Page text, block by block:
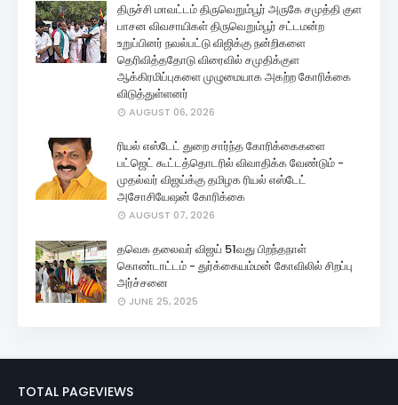
திருச்சி மாவட்டம் திருவெறும்பூர் அருகே சமுத்தி குள
பாசன விவசாயிகள் திருவெறும்பூர் சட்டமன்ற
உறுப்பினர் நவல்பட்டு விஜிக்கு நன்றிகளை
தெரிவித்ததோடு விரைவில் சமுதிக்குள
ஆக்கிரமிப்புகளை முழுமையாக அகற்ற கோரிக்கை
விடுத்துள்ளனர்
AUGUST 06, 2026
ரியல் எஸ்டேட் துறை சார்ந்த கோரிக்கைகளை
பட்ஜெட் கூட்டத்தொடரில் விவாதிக்க வேண்டும் -
முதல்வர் விஜய்க்கு தமிழக ரியல் எஸ்டேட்
அசோசியேஷன் கோரிக்கை
AUGUST 07, 2026
தவெக தலைவர் விஜய் 51வது பிறந்தநாள்
கொண்டாட்டம் - துர்க்கையம்மன் கோவிலில் சிறப்பு
அர்ச்சனை
JUNE 25, 2025
TOTAL PAGEVIEWS